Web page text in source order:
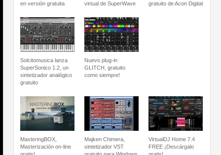
en versión gratuita
virtual de SuperWave
gratuito de Acon Digital
Solcitomusica lanza
SuperSonico 1.2, un
sintetizador analógico
gratuito
Nuevo plug-in
GLITCH, gratuito
como siempre!
MasteringBOX,
Masterización on-line
Majken Chimera,
sintetizador VST
VirtualDJ Home 7.4
FREE ¡Descárgalo